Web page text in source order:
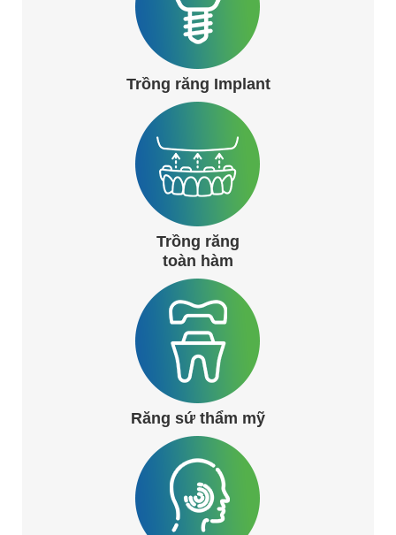
Trồng răng Implant
Trồng răng
toàn hàm
Răng sứ thẩm mỹ